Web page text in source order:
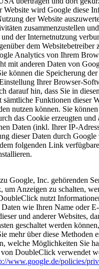
Website wird Google diese
der Website
zusammenzustellen
der Internetnutzung
dem Websitebetreiber
Analytics von Ihrem
mit anderen Daten von
können die Speicherung
Ihrer Browser-
darauf hin, dass Sie in
sämtliche Funktionen dieser
nutzen können. Sie
das Cookie erzeugten
Daten (inkl. Ihrer IP-
dieser Daten durch Google
folgenden Link verfügbare
Google, Inc. gehörenden
Anzeigen zu schalten,
nutzt
Daten wie Ihren Name oder
und anderer Websites,
geschaltet werden
mehr über diese Methoden
welche Möglichkeiten Sie
DoubleClick verwendet
www.google.de/policies/